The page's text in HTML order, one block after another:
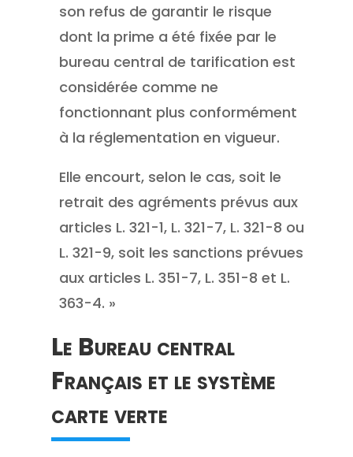
son refus de garantir le risque
dont la prime a été fixée par le
bureau central de tarification est
considérée comme ne
fonctionnant plus conformément
à la réglementation en vigueur.
Elle encourt, selon le cas, soit le
retrait des agréments prévus aux
articles L. 321-1, L. 321-7, L. 321-8 ou
L. 321-9, soit les sanctions prévues
aux articles L. 351-7, L. 351-8 et L.
363-4. »
Le Bureau central
Français et le système
carte verte